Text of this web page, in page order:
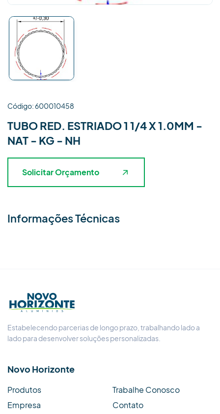
Código: 600010458
TUBO RED. ESTRIADO 1 1/4 X 1.0MM -
NAT - KG - NH
Solicitar Orçamento
Informações Técnicas
Estabelecendo parcerias de longo prazo, trabalhando lado a
lado para desenvolver soluções personalizadas.
Novo Horizonte
Produtos
Empresa
Trabalhe Conosco
Contato